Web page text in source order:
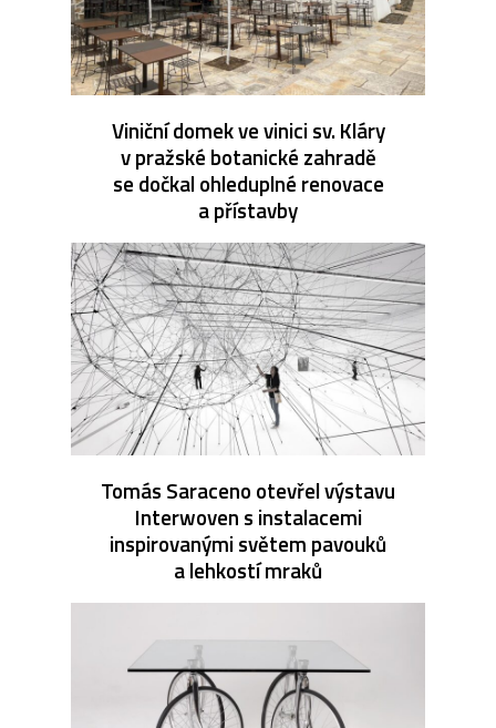
Viniční domek ve vinici sv. Kláry
v pražské botanické zahradě
se dočkal ohleduplné renovace
a přístavby
Tomás Saraceno otevřel výstavu
Interwoven s instalacemi
inspirovanými světem pavouků
a lehkostí mraků